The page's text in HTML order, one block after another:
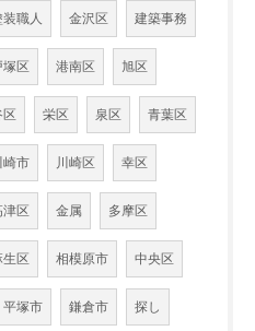
装職人 金沢区 建築事務
塚区 港南区 旭区
区 栄区 泉区 青葉区
崎市 川崎区 幸区
津区 金属 多摩区
生区 相模原市 中央区
平塚市 鎌倉市 探し